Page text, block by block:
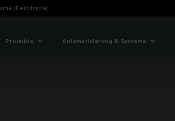
(Detailseite)
Produkte Automatisierung & Systeme